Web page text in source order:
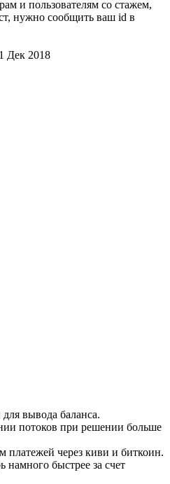
и пользователям со стажем,
нужно сообщить ваш id в
1 Дек 2018
вывода баланса.
потоков при решении больше
платежей через киви и биткоин.
намного быстрее за счет